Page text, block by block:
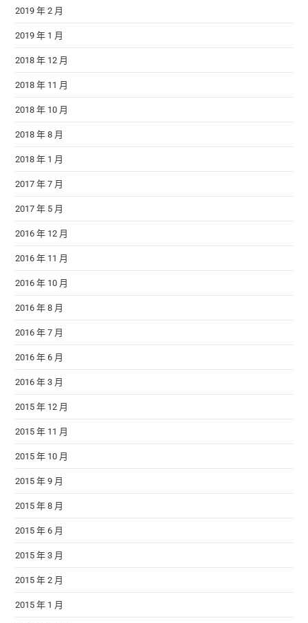
2019 年 2 月
2019 年 1 月
2018 年 12 月
2018 年 11 月
2018 年 10 月
2018 年 8 月
2018 年 1 月
2017 年 7 月
2017 年 5 月
2016 年 12 月
2016 年 11 月
2016 年 10 月
2016 年 8 月
2016 年 7 月
2016 年 6 月
2016 年 3 月
2015 年 12 月
2015 年 11 月
2015 年 10 月
2015 年 9 月
2015 年 8 月
2015 年 6 月
2015 年 3 月
2015 年 2 月
2015 年 1 月